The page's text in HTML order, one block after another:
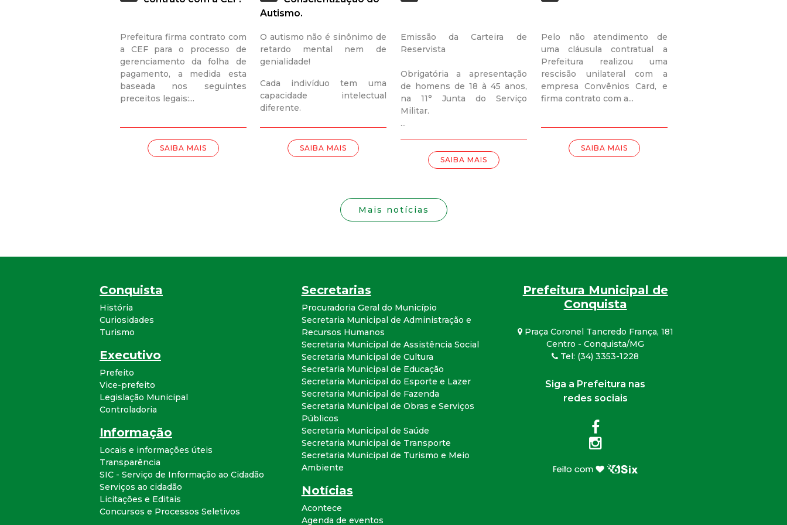
s
t
a
M
G
Prefeitura firma contrato com
a CEF para o processo de
gerenciamento da folha de
pagamento, a medida esta
baseada nos seguintes
preceitos legais:...
SAIBA MAIS
Autismo.
O autismo não é sinônimo de
retardo mental nem de
genialidade!
Cada indivíduo tem uma
capacidade intelectual
diferente.
SAIBA MAIS
Emissão da Carteira de
Reservista
Obrigatória a apresentação
de homens de 18 à 45 anos,
na 11° Junta do Serviço
Militar.
...
SAIBA MAIS
Pelo não atendimento de
uma cláusula contratual a
Prefeitura realizou uma
rescisão unilateral com a
empresa Convênios Card, e
firma contrato com a...
SAIBA MAIS
Mais notícias
Conquista
História
Curiosidades
Turismo
Executivo
Prefeito
Vice-prefeito
Legislação Municipal
Controladoria
Informação
Locais e informações úteis
Transparência
SIC - Serviço de Informação ao Cidadão
Serviços ao cidadão
Licitações e Editais
Concursos e Processos Seletivos
Secretarias
Procuradoria Geral do Município
Secretaria Municipal de Administração e
Recursos Humanos
Secretaria Municipal de Assistência Social
Secretaria Municipal de Cultura
Secretaria Municipal de Educação
Secretaria Municipal do Esporte e Lazer
Secretaria Municipal de Fazenda
Secretaria Municipal de Obras e Serviços
Públicos
Secretaria Municipal de Saúde
Secretaria Municipal de Transporte
Secretaria Municipal de Turismo e Meio
Ambiente
Notícias
Acontece
Agenda de eventos
Prefeitura Municipal de
Conquista
Praça Coronel Tancredo França, 181
Centro - Conquista/MG
Tel: (34) 3353-1228
Siga a Prefeitura nas
redes sociais